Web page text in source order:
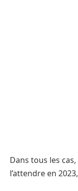
Dans tous les
l’attendre en